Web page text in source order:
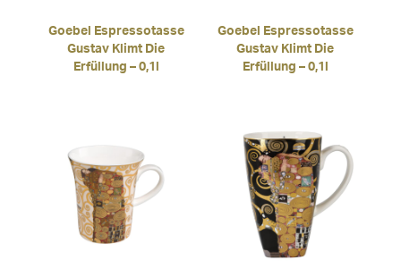
Goebel Espressotasse
Gustav Klimt Die
Erfüllung – 0,1l
Goebel Espressotasse
Gustav Klimt Die
Erfüllung – 0,1l